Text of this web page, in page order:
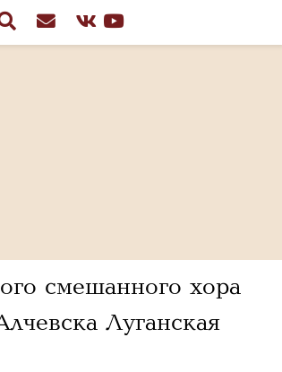
смешанного хора
Луганская